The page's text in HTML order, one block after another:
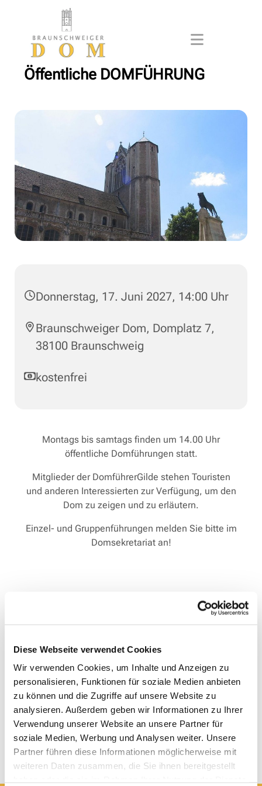
Diese Webseite verwendet Cookies
Wir verwenden Cookies, um Inhalte und Anzeigen zu
personalisieren, Funktionen für soziale Medien anbieten
zu können und die Zugriffe auf unsere Website zu
analysieren. Außerdem geben wir Informationen zu Ihrer
Verwendung unserer Website an unsere Partner für
soziale Medien, Werbung und Analysen weiter. Unsere
Partner führen diese Informationen möglicherweise mit
weiteren Daten zusammen, die Sie ihnen bereitgestellt
Öffentliche DOMFÜHRUNG
Donnerstag, 17. Juni 2027, 14:00 Uhr
Braunschweiger Dom, Domplatz 7,
38100 Braunschweig
kostenfrei
Montags bis samtags finden um 14.00 Uhr
öffentliche Domführungen statt.
Mitglieder der DomführerGilde stehen Touristen
und anderen Interessierten zur Verfügung, um den
Dom zu zeigen und zu erläutern.
Einzel- und Gruppenführungen melden Sie bitte im
Domsekretariat an!